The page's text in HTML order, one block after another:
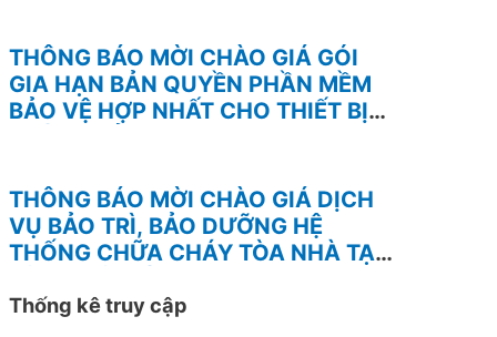
THÔNG BÁO MỜI CHÀO GIÁ GÓI
GIA HẠN BẢN QUYỀN PHẦN MỀM
BẢO VỆ HỢP NHẤT CHO THIẾT BỊ
THÔNG BÁO MỜI CHÀO GIÁ DỊCH
VỤ BẢO TRÌ, BẢO DƯỠNG HỆ
THỐNG CHỮA CHÁY TÒA NHÀ TẠI
Thống kê truy cập